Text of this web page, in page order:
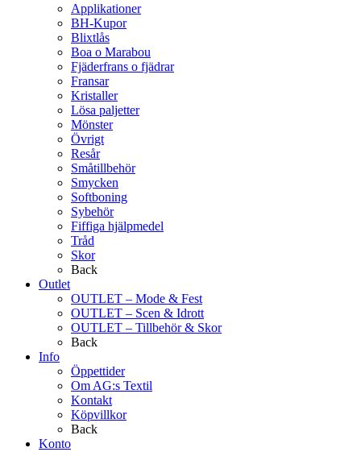
Applikationer
BH-Kupor
Blixtlås
Boa o Marabou
Fjäderfrans o fjädrar
Fransar
Kristaller
Lösa paljetter
Mönster
Övrigt
Resår
Småtillbehör
Smycken
Softboning
Sybehör
Fiffiga hjälpmedel
Tråd
Skor
Back
Outlet
OUTLET – Mode & Fest
OUTLET – Scen & Idrott
OUTLET – Tillbehör & Skor
Back
Info
Öppettider
Om AG:s Textil
Kontakt
Köpvillkor
Back
Konto